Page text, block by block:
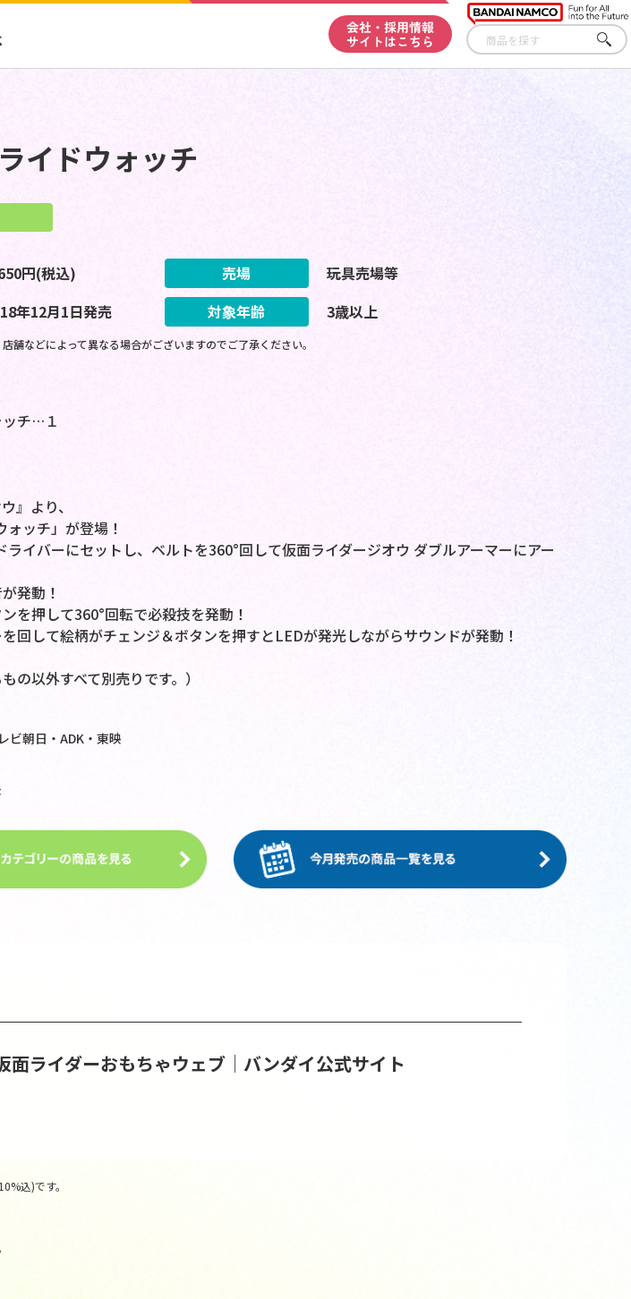
会社・採用情報
サイトはこちら
さが
す
イドウォッチ
円(税込) 売場
玩具売場等
年12月1日発売 対象年齢 3歳以上
舗などによって異なる場合がございますのでご了承ください。
ッチ…１
』より、
ォッチ」が登場！
ライバーにセットし、ベルトを360°回して仮面ライダージオウ ダブルアーマーにアー
発動！
を押して360°回転で必殺技を発動！
回して絵柄がチェンジ＆ボタンを押すとLEDが発光しながらサウンドが発動！
の以外すべて別売りです。）
ビ朝日・ADK・東映
面ライダーおもちゃウェブ│バンダイ公式サイト
込)です。